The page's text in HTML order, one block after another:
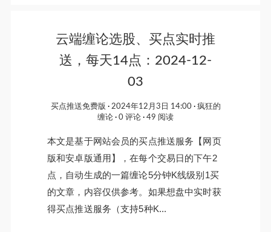
云端缠论选股、买点实时推
送，每天14点：2024-12-
03
买点推送免费版 2024年12月3日 14:00
疯狂的
缠论
0 评论 49 阅读
本文是基于网站会员的买点推送服务【网页
版和安卓版通用】，在每个交易日的下午2
点，自动生成的一篇缠论5分钟K线级别1买
的文章，内容仅供参考。如果想盘中实时获
得买点推送服务（支持5种K...